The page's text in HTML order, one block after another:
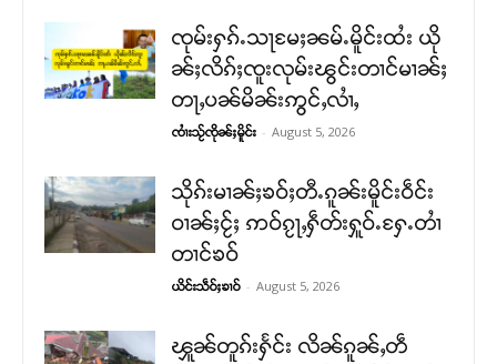
ၸုမ်းႁၵ်ႉသႃမႄႈၼမ်ႉမိူင်းထႆး ယို
ၼ်ႈလိၵ်ႈၸူးလုမ်းၽွင်းတၢင်မၢၼ်ႈ
တႃႇပၼ်မိၼ်းဢွင်ႇလၢႆႇ
ၸၢႆးသႂ်ၸိုၼ်ႈမိူင်း - August 5, 2026
သိုၵ်းမၢၼ်ႈၶဝ်ႈတီႉၵူၼ်းမိူင်းဝဵင်း
ဝၢၼ်ႈငႂ်ႈ ဢဝ်ၵႂႃႇႁဵတ်းႁူဝ်ႉႁႄႉတၢႆ
တၢင်ၶဝ်
ယိင်းသဵဝ်ႈၶၢဝ် - August 5, 2026
ၾူၼ်တူၵ်းႁႅင်း လိၼ်ၵူၼ်ႇတဵ